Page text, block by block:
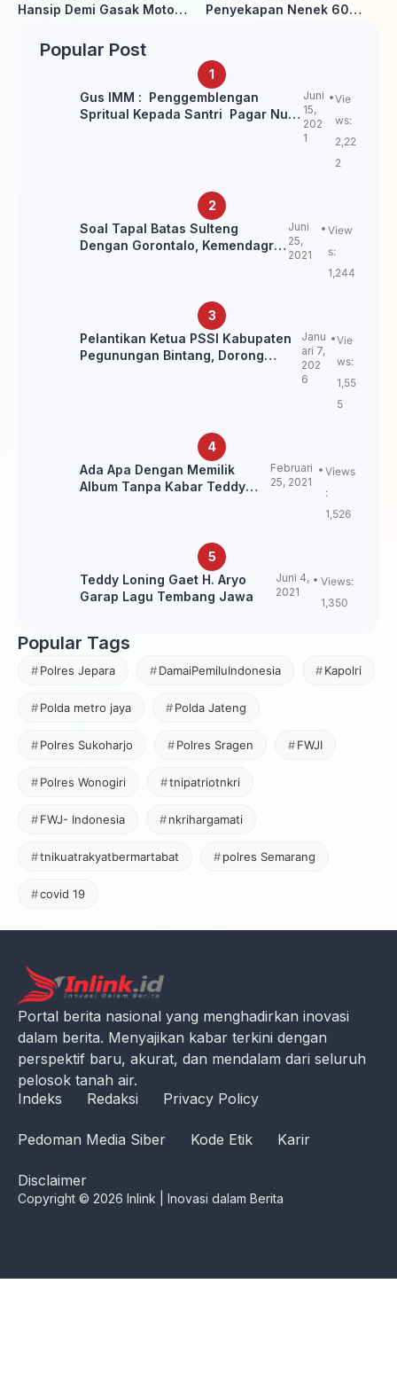
Hansip Demi Gasak Motor
Penyekapan Nenek 60
Popular Post
Gus IMM : Penggemblengan
Spritual Kepada Santri Pagar Nusa
Juni
15,
202
1
Vie
ws:
2,22
2
Soal Tapal Batas Sulteng
Dengan Gorontalo, Kemendagri:
Juni
25,
2021
View
s:
1,244
Pelantikan Ketua PSSI Kabupaten
Pegunungan Bintang, Dorong
Janu
ari 7,
202
6
Vie
ws:
1,55
5
Ada Apa Dengan Memilik
Album Tanpa Kabar Teddy
Februari
25, 2021
Views
:
1,526
Teddy Loning Gaet H. Aryo
Garap Lagu Tembang Jawa
Juni 4,
2021
Views:
1,350
Popular Tags
Polres Jepara DamaiPemiluIndonesia Kapolri
Polda metro jaya Polda Jateng
Polres Sukoharjo Polres Sragen FWJI
Polres Wonogiri tnipatriotnkri
FWJ- Indonesia nkrihargamati
tnikuatrakyatbermartabat polres Semarang
covid 19
Portal berita nasional yang menghadirkan inovasi
dalam berita. Menyajikan kabar terkini dengan
perspektif baru, akurat, dan mendalam dari seluruh
pelosok tanah air.
Indeks
Redaksi Privacy Policy
Pedoman Media Siber Kode Etik Karir
Disclaimer
Copyright © 2026 Inlink | Inovasi dalam Berita